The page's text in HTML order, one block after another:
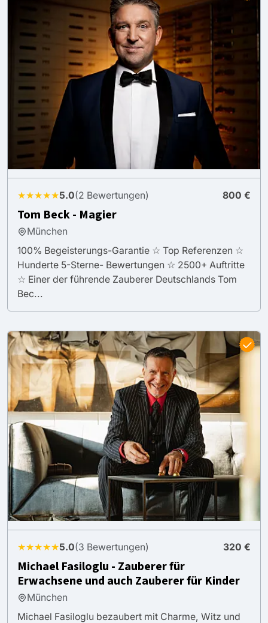
★★★★★5.0(2 Bewertungen) 800 €
Tom Beck - Magier
München
100% Begeisterungs-Garantie ☆ Top Referenzen ☆
Hunderte 5-Sterne- Bewertungen ☆ 2500+ Auftritte
☆ Einer der führende Zauberer Deutschlands Tom
Bec...
★★★★★5.0(3 Bewertungen) 320 €
Michael Fasiloglu - Zauberer für
Erwachsene und auch Zauberer für Kinder
München
Michael Fasiloglu bezaubert mit Charme, Witz und